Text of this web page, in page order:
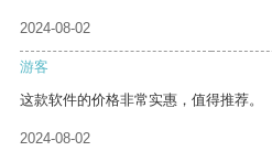
2024-08-02
游客
这款软件的价格非常实惠，值得推荐。
2024-08-02